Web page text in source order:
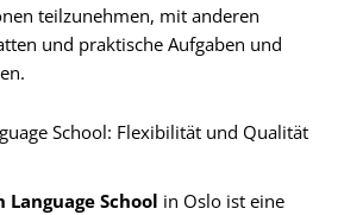
teilzunehmen, mit anderen
und praktische Aufgaben und
School: Flexibilität und Qualität
Language School in Oslo ist eine